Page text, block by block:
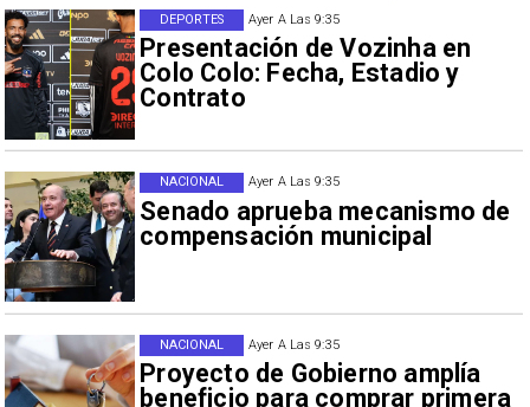
Ayer A Las 9:35
Presentación de Vozinha en
Colo Colo: Fecha, Estadio y
Contrato
DEPORTES
Ayer A Las 9:35
Senado aprueba mecanismo de
compensación municipal
NACIONAL
Ayer A Las 9:35
Proyecto de Gobierno amplía
beneficio para comprar primera
NACIONAL